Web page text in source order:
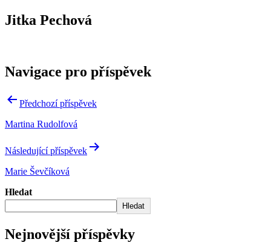
Jitka Pechová
Navigace pro příspěvek
Předchozí příspěvek
Martina Rudolfová
Následující příspěvek
Marie Ševčíková
Hledat
Hledat
Nejnovější příspěvky